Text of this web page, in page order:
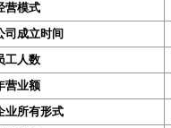
营模式
司成立时间
工人数
营业额
业所有形式